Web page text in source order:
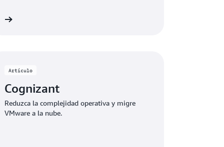
Artículo
Cognizant
Reduzca la complejidad operativa y migre
VMware a la nube.